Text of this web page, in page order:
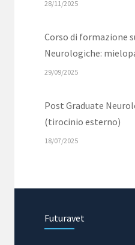
28/11/2025
Corso di formazione
Neurologiche:
29/09/2025
Post Graduate
(tirocinio esterno)
18/07/2025
Masterclass in
Futuravet